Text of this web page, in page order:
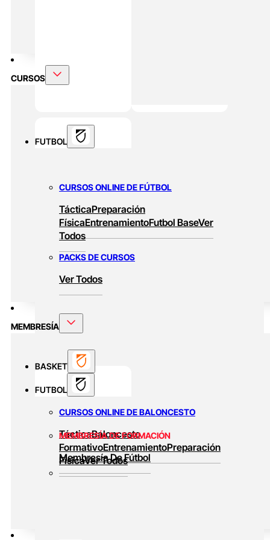
CURSOS
FUTBOL
CURSOS ONLINE DE FÚTBOL
TácticaPreparación
FísicaEntrenamientoFutbol BaseVer
Todos
PACKS DE CURSOS
Ver Todos
BASKET
CURSOS ONLINE DE BALONCESTO
TácticaBaloncesto
FormativoEntrenamientoPreparación
FísicaVer Todos
MEMBRESÍA
FUTBOL
MEMBRESÍA DE FORMACIÓN
Membresía De Fútbol